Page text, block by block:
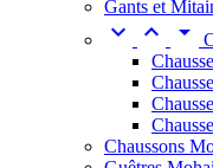
Gants et
  
Chaussons